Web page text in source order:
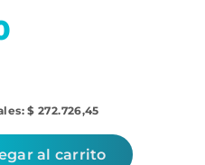
$ 272.726,45
al carrito